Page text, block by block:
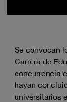
Se convocan
Carrera de
concurrencia
hayan
universitarios